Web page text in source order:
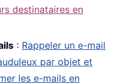
destinataires en
: Rappeler un e-mail
par objet et
les e-mails en